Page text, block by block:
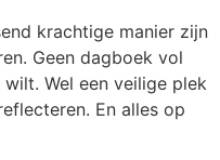
krachtige manier zijn
Geen dagboek vol
Wel een veilige plek
En alles op